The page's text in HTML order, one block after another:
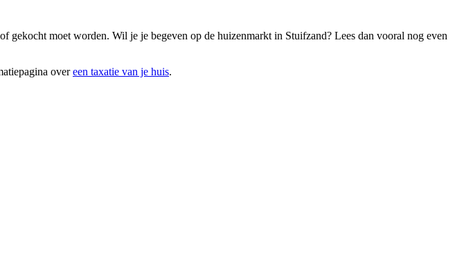
moet worden. Wil je je begeven op de huizenmarkt in Stuifzand? Lees dan vooral nog even
overeen taxatie van je huis.